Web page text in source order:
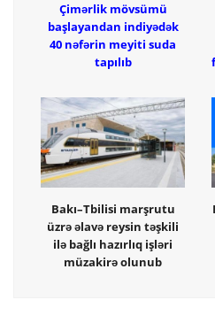
Çimərlik mövsümü
başlayandan indiyədək
40 nəfərin meyiti suda
tapılıb
Bakı–Tbilisi marşrutu
üzrə əlavə reysin təşkili
ilə bağlı hazırlıq işləri
müzakirə olunub